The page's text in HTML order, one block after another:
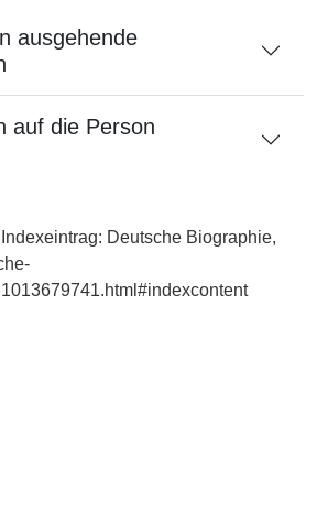
ausgehende
auf die Person
Deutsche Biographie,